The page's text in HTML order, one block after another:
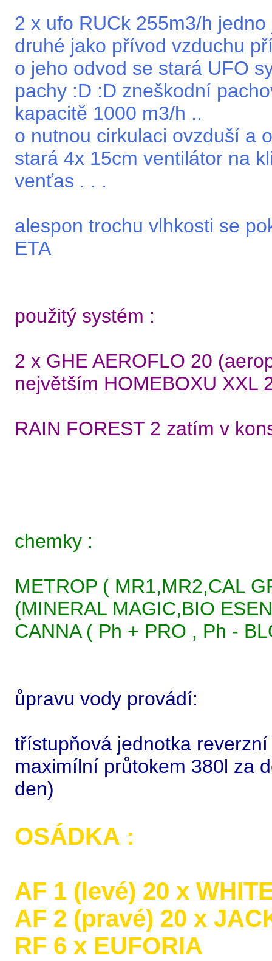
2 x ufo RUCk 255m3/h
druhé jako přívod vzduchu
o jeho odvod se stará UFO
pachy :D :D zneškodní
kapacitě 1000 m3/h ..
o nutnou cirkulaci ovzduší a
stará 4x 15cm ventilátor na
venťas . . .
alespon trochu vlhkosti se
ETA
použitý systém :
2 x GHE AEROFLO 20
největším HOMEBOXU XXL
RAIN FOREST 2 zatím v
chemky :
METROP ( MR1,MR2,CAL
(MINERAL MAGIC,BIO
CANNA ( Ph + PRO , Ph -
ůpravu vody provádí:
třístupňová jednotka
maximílní průtokem 380l za
den)
OSÁDKA :
AF 1 (levé) 20 x
AF 2 (pravé) 20 x
RF 6 x EUFORIA